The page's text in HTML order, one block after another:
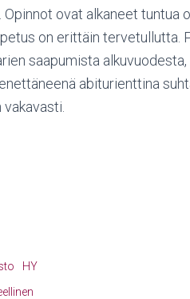
ovat alkaneet tuntua
on erittäin tervetullutta.
saapumista
abiturienttina
HY